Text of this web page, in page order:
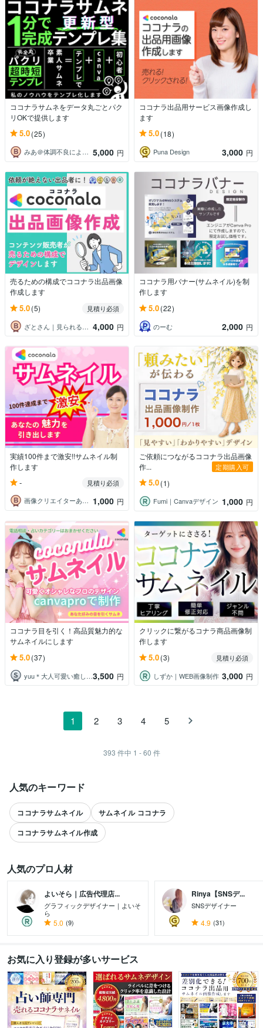
ココナラサムネをデータ丸ごとパク
リOKで提供します
5.0(25)
みあ＠体調不良により療養中 5,000 円
ココナラ出品用サービス画像作成し
ます
5.0(18)
Puna Design 3,000 円
売るための構成でココナラ出品画像
作成します
5.0(5)
見積り必須
ざとさん｜見られる売れるを創る画像屋
4,000 円
ココナラ用バナー(サムネイル)を制
作します
5.0(22)
のーむ 2,000 円
実績100件まで激安!!サムネイル制
作します
-
見積り必須
画像クリエイターあさみ 1,000 円
ご依頼につながるココナラ出品画像
作...
定期購入可
5.0(1)
Fumi｜Canvaデザイン 1,000 円
ココナラ目を引く！高品質魅力的な
サムネイルにします
5.0(37)
yuu＊大人可愛い癒し声✨心を整える時間 3,500 円
クリックに繋がるコナラ商品画像制
作します
5.0(3)
見積り必須
しずか｜WEB画像制作 3,000 円
1 2 3 4 5
393 件中 1 - 60 件
人気のキーワード
ココナラサムネイル
サムネイル ココナラ
ココナラサムネイル作成
人気のプロ人材
よいそら｜広告代理店...
グラフィックデザイナー｜よいそ
ら
5.0 (9)
Rinya【SNSデ...
SNSデザイナー
4.9 (31)
お気に入り登録が多いサービス